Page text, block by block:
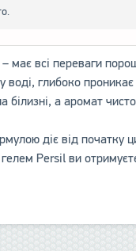
має всі переваги
воді, глибоко
а аромат
діє від початку
Persil ви